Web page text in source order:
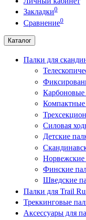
Закладки0
Сравнение0
Каталог
Палки для
Карбоновые
Компактные
Силовая
Детские
Норвежские
Финские
Шведские
Палки для Trail
Треккинговые
Аксессуары для